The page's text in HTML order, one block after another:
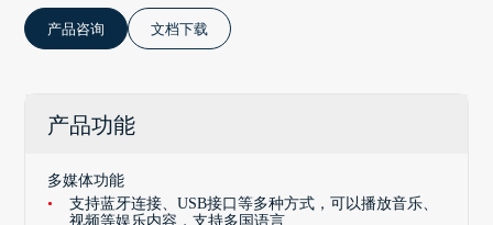
产品咨询 文档下载
产品功能
多媒体功能
支持蓝牙连接、USB接口等多种方式，可以播放音乐、
视频等娱乐内容，支持多国语言